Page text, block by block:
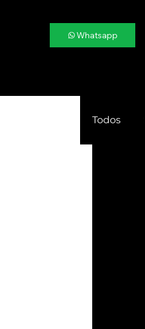
Whatsapp
Todos